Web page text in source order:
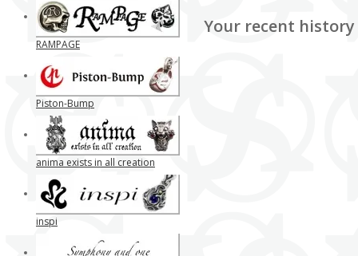
Your recent history
RAMPAGE
Piston-Bump
anima exists in all creation
inspi